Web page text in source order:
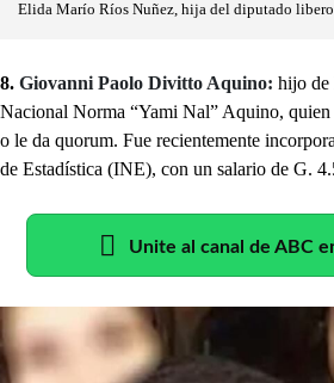
Elida Marío Ríos Nuñez, hija del diputado
8. Giovanni Paolo Divitto Aquino: hijo de
Nacional Norma “Yami Nal” Aquino,
o le da quorum. Fue recientemente
de Estadística (INE), con un salario de G.
Unite al canal de ABC